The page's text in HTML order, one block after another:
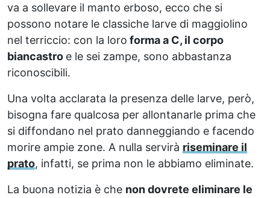
va a sollevare il manto erboso, ecco che si
possono notare le classiche larve di maggiolino
nel terriccio: con la loro forma a C, il corpo
biancastro e le sei zampe, sono abbastanza
riconoscibili.
Una volta acclarata la presenza delle larve, però,
bisogna fare qualcosa per allontanarle prima che
si diffondano nel prato danneggiando e facendo
morire ampie zone. A nulla servirà riseminare il
prato, infatti, se prima non le abbiamo eliminate.
La buona notizia è che non dovrete eliminare le